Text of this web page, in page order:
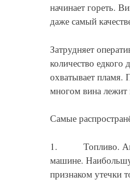
начинает гореть.
даже самый
Затрудняет
количество
охватывает пламя.
многом вина лежит
Самые
1. Топливо.
машине.
признаком утечки